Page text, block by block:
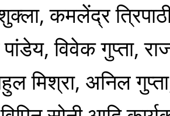
कमलेंद्र
विवेक गुप्ता,
मिश्रा, अनिल